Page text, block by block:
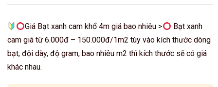
Giá Bạt xanh cam khổ 4m giá bao nhiêu >
Bạt xanh
cam giá từ 6.000đ – 150.000đ/1m2 tùy vào kích thước dòng
bạt, đội dày, độ gram, bao nhiêu m2 thì kích thước sẽ có giá
khác nhau.